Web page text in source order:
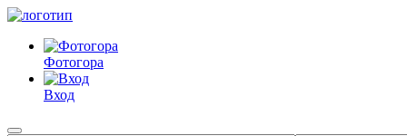
Фотогора
Вход